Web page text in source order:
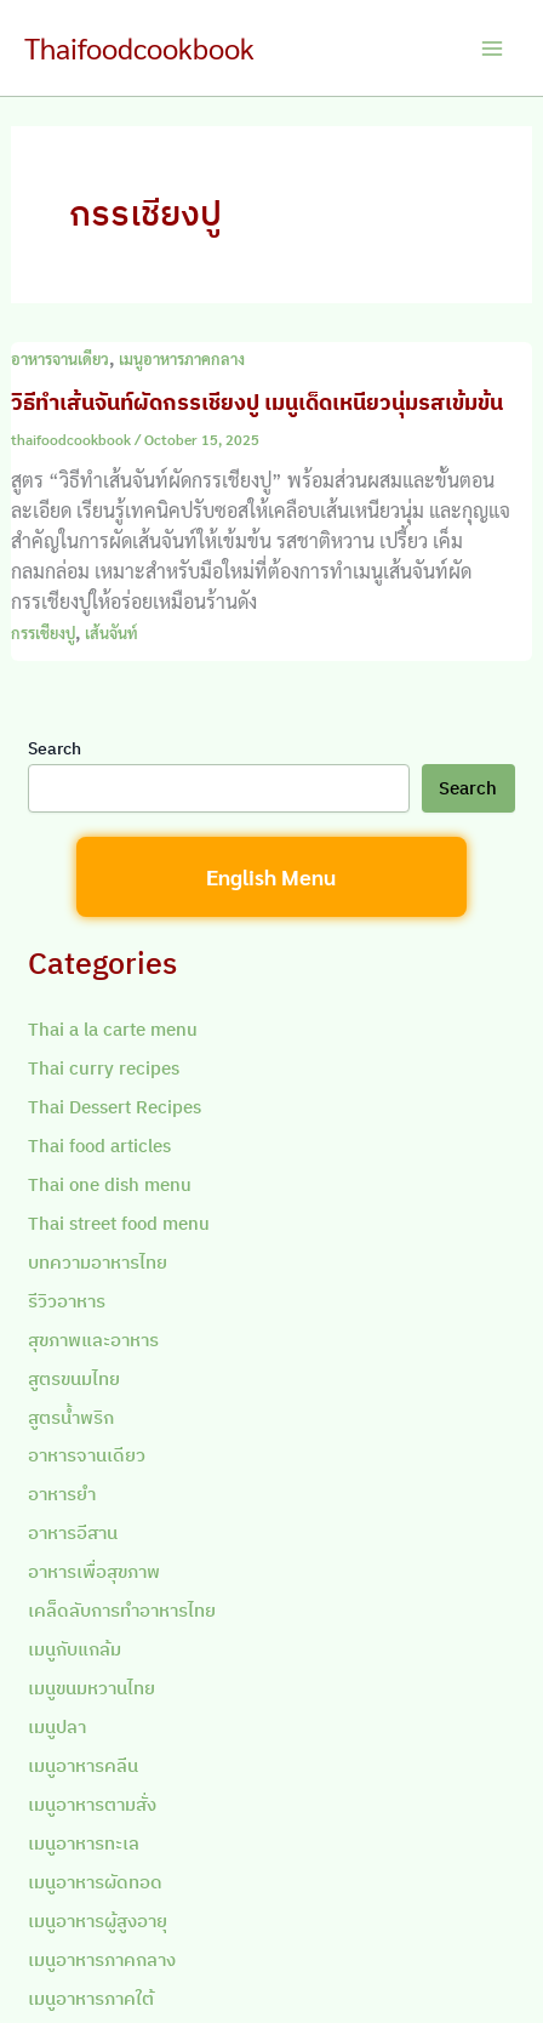
Thaifoodcookbook
กรรเชียงปู
อาหารจานเดียว, เมนูอาหารภาคกลาง
วิธีทำเส้นจันท์ผัดกรรเชียงปู เมนูเด็ดเหนียวนุ่มรสเข้มข้น
thaifoodcookbook/October 15, 2025
สูตร “วิธีทำเส้นจันท์ผัดกรรเชียงปู” พร้อมส่วนผสมและขั้นตอน
ละเอียด เรียนรู้เทคนิคปรับซอสให้เคลือบเส้นเหนียวนุ่ม และกุญแจ
สำคัญในการผัดเส้นจันท์ให้เข้มข้น รสชาติหวาน เปรี้ยว เค็ม
กลมกล่อม เหมาะสำหรับมือใหม่ที่ต้องการทำเมนูเส้นจันท์ผัด
กรรเชียงปูให้อร่อยเหมือนร้านดัง
กรรเชียงปู, เส้นจันท์
Search
Search
English Menu
Categories
Thai a la carte menu
Thai curry recipes
Thai Dessert Recipes
Thai food articles
Thai one dish menu
Thai street food menu
บทความอาหารไทย
รีวิวอาหาร
สุขภาพและอาหาร
สูตรขนมไทย
สูตรน้ำพริก
อาหารจานเดียว
อาหารยำ
อาหารอีสาน
อาหารเพื่อสุขภาพ
เคล็ดลับการทำอาหารไทย
เมนูกับแกล้ม
เมนูขนมหวานไทย
เมนูปลา
เมนูอาหารคลีน
เมนูอาหารตามสั่ง
เมนูอาหารทะเล
เมนูอาหารผัดทอด
เมนูอาหารผู้สูงอายุ
เมนูอาหารภาคกลาง
เมนูอาหารภาคใต้